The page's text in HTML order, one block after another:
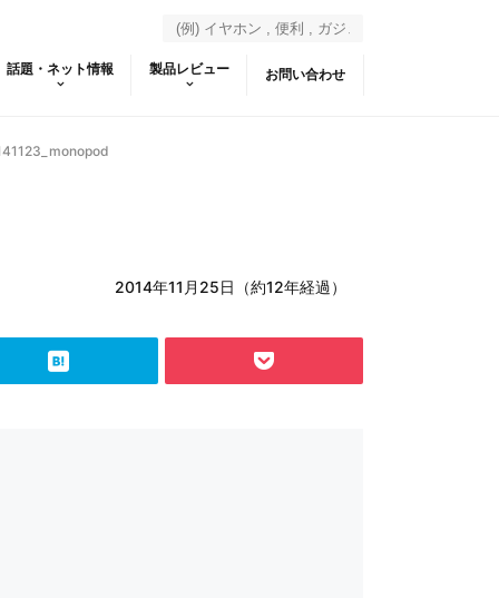
話題・ネット情報 製品レビュー お問い合わせ
2014年11月25日（約12年経過）